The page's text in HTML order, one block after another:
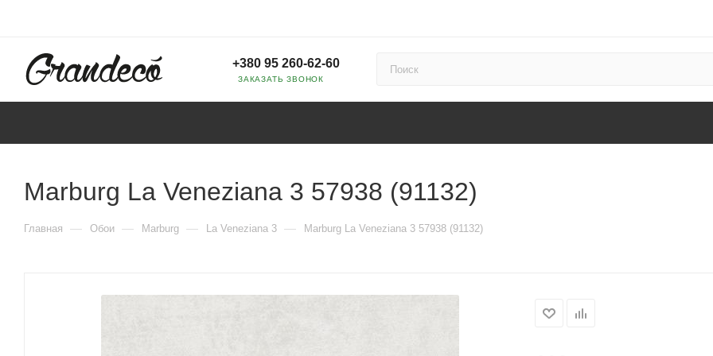
+380 95 260-62-60
ЗАКАЗАТЬ ЗВОНОК
Marburg La Veneziana 3 57938 (91132)
Главная — Обои — Marburg — La Veneziana 3 — Marburg La Veneziana 3 57938 (91132)